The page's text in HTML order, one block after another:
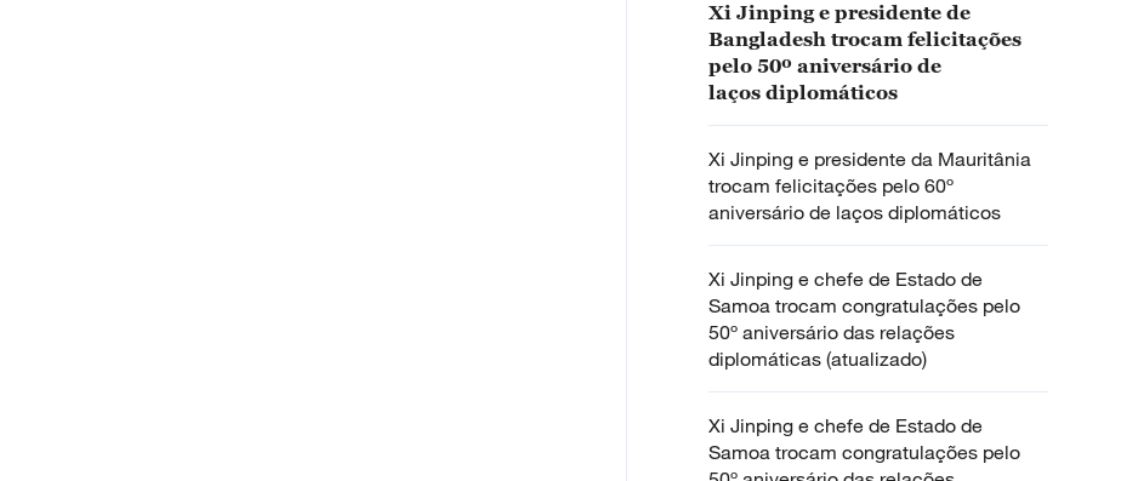
Xi Jinping e presidente de
Bangladesh trocam felicitações
pelo 50º aniversário de
laços diplomáticos
Xi Jinping e presidente da Mauritânia
trocam felicitações pelo 60º
aniversário de laços diplomáticos
Xi Jinping e chefe de Estado de
Samoa trocam congratulações pelo
50º aniversário das relações
diplomáticas (atualizado)
Xi Jinping e chefe de Estado de
Samoa trocam congratulações pelo